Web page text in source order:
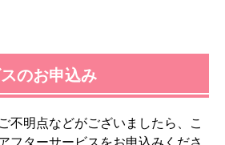
のお申込み
不明点などがございましたら、こ
フターサービスをお申込みくださ